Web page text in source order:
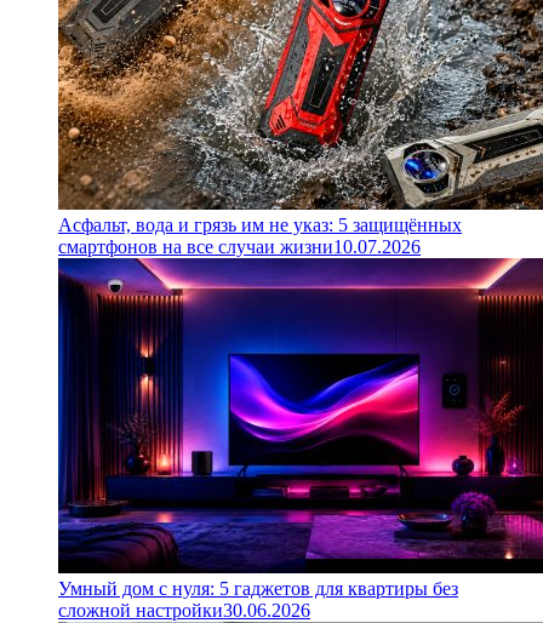
Асфальт, вода и грязь им не указ: 5 защищённых
смартфонов на все случаи жизни10.07.2026
Умный дом с нуля: 5 гаджетов для квартиры без
сложной настройки30.06.2026